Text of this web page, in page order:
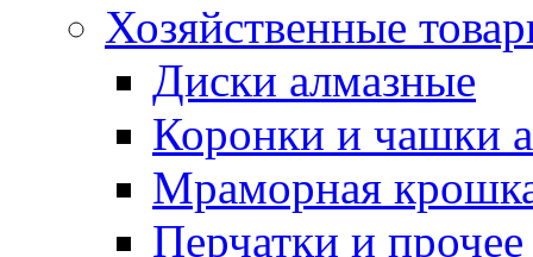
Хозяйственные
Диски алмазные
Коронки и чашки
Мраморная
Перчатки и прочее